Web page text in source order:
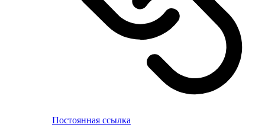
Постоянная ссылка